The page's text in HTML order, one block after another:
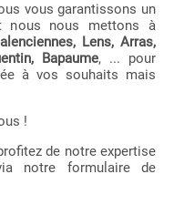
vous garantissons un
nous nous mettons à
Lens, Arras,
Bapaume, ... pour
à vos souhaits mais
!
de notre expertise
notre formulaire de